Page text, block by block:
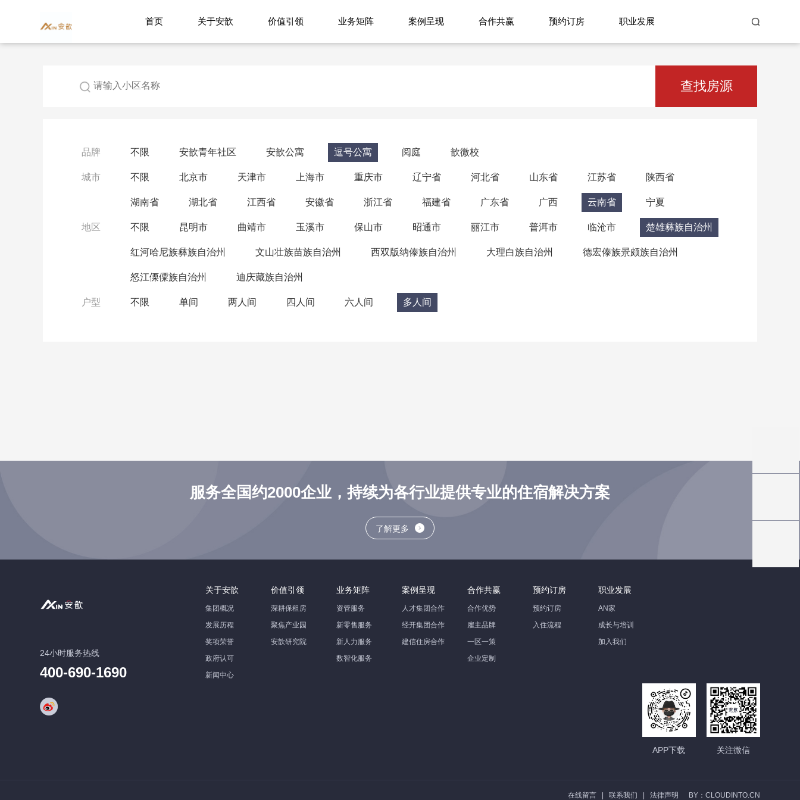
首页 关于安歆 价值引领 业务矩阵 案例呈现 合作共赢 预约订房 职业发展
查找房源
品牌 不限 安歆青年社区 安歆公寓 逗号公寓 阅庭 歆微校
城市 不限 北京市 天津市 上海市 重庆市 辽宁省 河北省 山东省 江苏省 陕西省
湖南省 湖北省 江西省 安徽省 浙江省 福建省 广东省 广西 云南省 宁夏
地区 不限 昆明市 曲靖市 玉溪市 保山市 昭通市 丽江市 普洱市 临沧市 楚雄彝族自治州
红河哈尼族彝族自治州 文山壮族苗族自治州 西双版纳傣族自治州 大理白族自治州 德宏傣族景颇族自治州
怒江傈僳族自治州 迪庆藏族自治州
户型 不限 单间 两人间 四人间 六人间 多人间
服务全国约2000企业，持续为各行业提供专业的住宿解决方案
了解更多
24小时服务热线
400-690-1690
关于安歆
集团概况
发展历程
奖项荣誉
政府认可
新闻中心
价值引领
深耕保租房
聚焦产业园
安歆研究院
业务矩阵
资管服务
新零售服务
新人力服务
数智化服务
案例呈现
人才集团合作
经开集团合作
建信住房合作
合作共赢
合作优势
雇主品牌
一区一策
企业定制
预约订房
预约订房
入住流程
职业发展
AN家
成长与培训
加入我们
APP下载 关注微信
在线留言 联系我们 法律声明 BY：CLOUDINTO.CN